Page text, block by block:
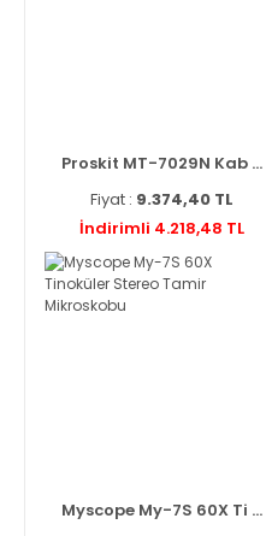
Proskit MT-7029N Kab ...
Fiyat : 9.374,40 TL
İndirimli 4.218,48 TL
Myscope My-7S 60X Ti ...